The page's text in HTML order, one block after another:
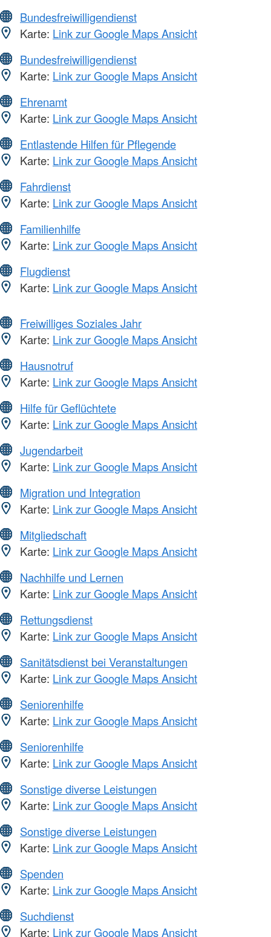
Bundesfreiwilligendienst
Karte: Link zur Google Maps Ansicht
Bundesfreiwilligendienst
Karte: Link zur Google Maps Ansicht
Ehrenamt
Karte: Link zur Google Maps Ansicht
Entlastende Hilfen für Pflegende
Karte: Link zur Google Maps Ansicht
Fahrdienst
Karte: Link zur Google Maps Ansicht
Familienhilfe
Karte: Link zur Google Maps Ansicht
Flugdienst
Karte: Link zur Google Maps Ansicht
Freiwilliges Soziales Jahr
Karte: Link zur Google Maps Ansicht
Hausnotruf
Karte: Link zur Google Maps Ansicht
Hilfe für Geflüchtete
Karte: Link zur Google Maps Ansicht
Jugendarbeit
Karte: Link zur Google Maps Ansicht
Migration und Integration
Karte: Link zur Google Maps Ansicht
Mitgliedschaft
Karte: Link zur Google Maps Ansicht
Nachhilfe und Lernen
Karte: Link zur Google Maps Ansicht
Rettungsdienst
Karte: Link zur Google Maps Ansicht
Sanitätsdienst bei Veranstaltungen
Karte: Link zur Google Maps Ansicht
Seniorenhilfe
Karte: Link zur Google Maps Ansicht
Seniorenhilfe
Karte: Link zur Google Maps Ansicht
Sonstige diverse Leistungen
Karte: Link zur Google Maps Ansicht
Sonstige diverse Leistungen
Karte: Link zur Google Maps Ansicht
Spenden
Karte: Link zur Google Maps Ansicht
Suchdienst
Karte: Link zur Google Maps Ansicht